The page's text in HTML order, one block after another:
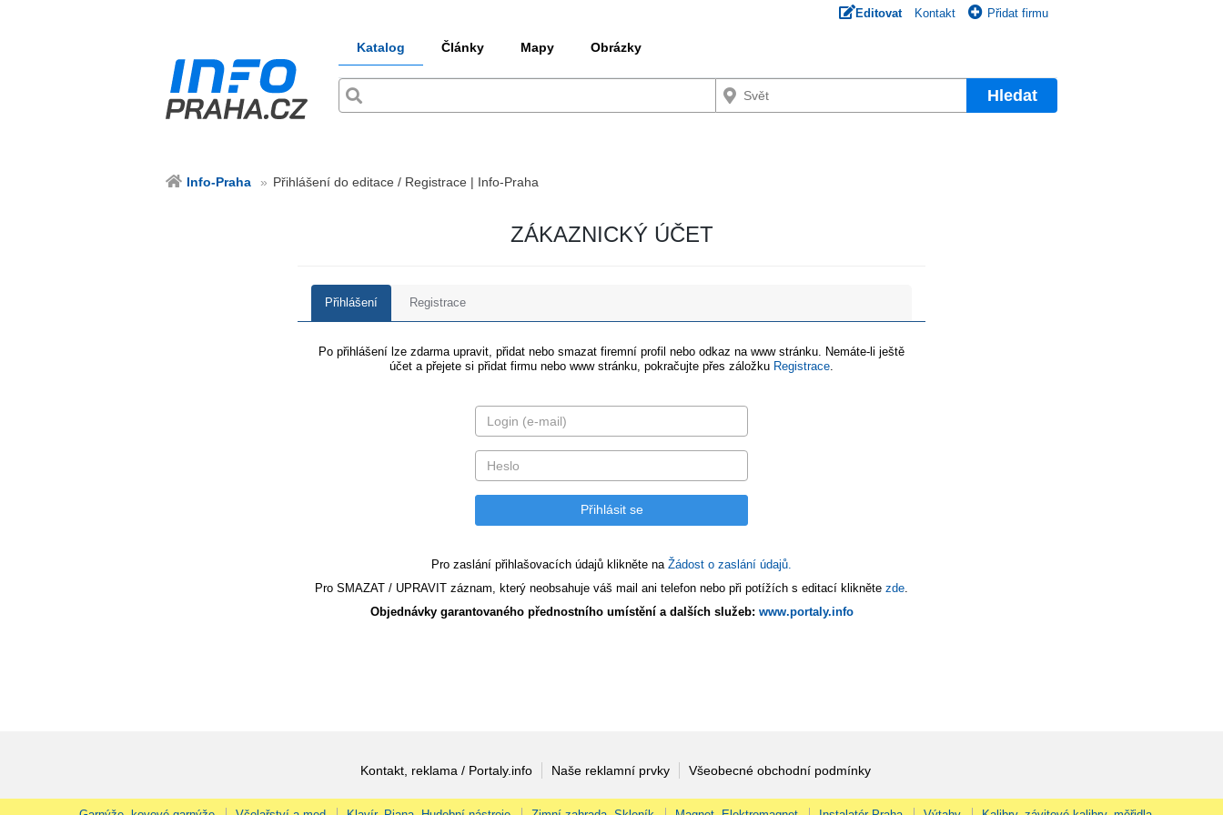
Editovat Kontakt Přidat firmu
Katalog Články Mapy Obrázky
Hledat
Info-Praha Přihlášení do editace / Registrace | Info-Praha
ZÁKAZNICKÝ ÚČET
Přihlášení Registrace
Po přihlášení lze zdarma upravit, přidat nebo smazat firemní profil nebo odkaz na www stránku. Nemáte-li ještě
účet a přejete si přidat firmu nebo www stránku, pokračujte přes záložku Registrace
Pro zaslání přihlašovacích údajů klikněte na Žádost o zaslání údajů.
Pro SMAZAT / UPRAVIT záznam, který neobsahuje váš mail ani telefon nebo při potížích s editací klikněte zde
Objednávky garantovaného přednostního umístění a dalších služeb: www.portaly.info
Kontakt, reklama / Portaly.info Naše reklamní prvky Všeobecné obchodní podmínky